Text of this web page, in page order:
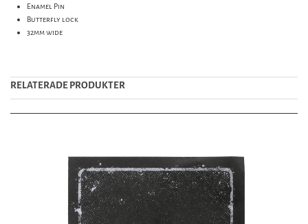
Enamel Pin
Butterfly lock
32mm wide
RELATERADE PRODUKTER